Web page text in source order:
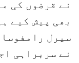
نے قرضوں کی
بھی پیش کیے
سیرل
نے سربراہی